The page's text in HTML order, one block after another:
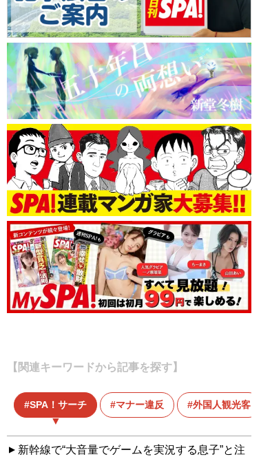
【関連キーワードから記事を探す】
SPA！サーチ マナー違反 外国人観光客
新幹線で“大音量でゲームを実況する息子”と注